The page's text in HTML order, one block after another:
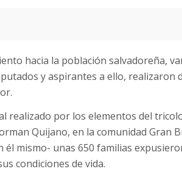
hacia la población salvadoreña,
y aspirantes a ello, realizaron
realizado por los elementos del
Quijano, en la comunidad Gran
él mismo- unas 650 familias
condiciones de vida.